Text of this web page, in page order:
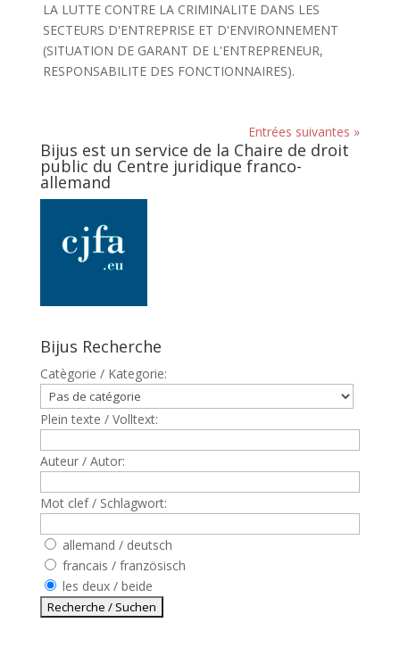
LA LUTTE CONTRE LA CRIMINALITE DANS LES
SECTEURS D'ENTREPRISE ET D'ENVIRONNEMENT
(SITUATION DE GARANT DE L'ENTREPRENEUR,
RESPONSABILITE DES FONCTIONNAIRES).
Entrées suivantes »
Bijus est un service de la Chaire de droit
public du Centre juridique franco-
allemand
Bijus Recherche
Catègorie / Kategorie:
Plein texte / Volltext:
Auteur / Autor:
Mot clef / Schlagwort:
allemand / deutsch
francais / französisch
les deux / beide